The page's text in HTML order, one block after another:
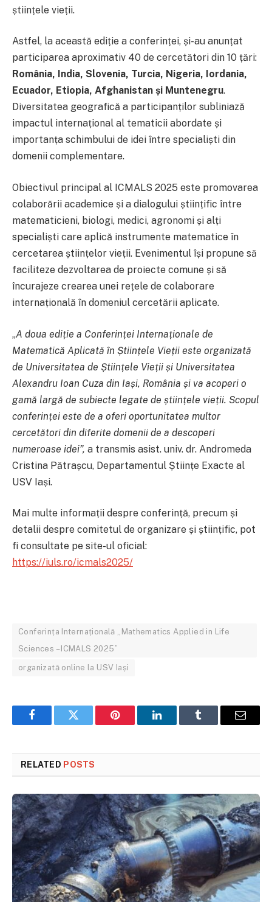
științele vieții.
Astfel, la această ediție a conferinței, și-au anunțat
participarea aproximativ 40 de cercetători din 10 țări:
România, India, Slovenia, Turcia, Nigeria, Iordania,
Ecuador, Etiopia, Afghanistan și Muntenegru.
Diversitatea geografică a participanților subliniază
impactul internațional al tematicii abordate și
importanța schimbului de idei între specialiști din
domenii complementare.
Obiectivul principal al ICMALS 2025 este promovarea
colaborării academice și a dialogului științific între
matematicieni, biologi, medici, agronomi și alți
specialiști care aplică instrumente matematice în
cercetarea științelor vieții. Evenimentul își propune să
faciliteze dezvoltarea de proiecte comune și să
încurajeze crearea unei rețele de colaborare
internațională în domeniul cercetării aplicate.
„A doua ediție a Conferinței Internaționale de
Matematică Aplicată în Științele Vieții este organizată
de Universitatea de Științele Vieții și Universitatea
Alexandru Ioan Cuza din Iași, România și va acoperi o
gamă largă de subiecte legate de științele vieții. Scopul
conferinței este de a oferi oportunitatea multor
cercetători din diferite domenii de a descoperi
numeroase idei”, a transmis asist. univ. dr. Andromeda
Cristina Pătrașcu, Departamentul Științe Exacte al
USV Iași.
Mai multe informații despre conferință, precum și
detalii despre comitetul de organizare și științific, pot
fi consultate pe site-ul oficial:
https://iuls.ro/icmals2025/
Conferința Internațională „Mathematics Applied in Life
Sciences – ICMALS 2025”
organizată online la USV Iași
FacebookTwitter Pinterest LinkedInTumblr Email
RELATED POSTS